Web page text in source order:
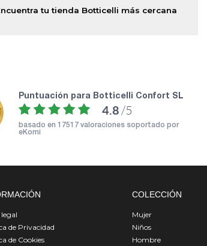
tu tienda Botticelli más cercana
puntuación para Botticelli Confort SL
4.8 /5
basado en 17517 valoraciones soportado por
eKomi
de Privacidad
de Cookies
COLECCIÓN
Mujer
Niños
Hombre